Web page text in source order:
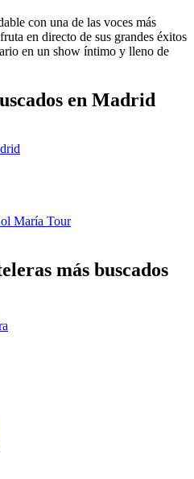
con una de las voces más
en directo de sus grandes éxitos
en un show íntimo y lleno de
en Madrid
María Tour
más buscados